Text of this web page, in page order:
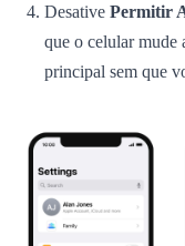
Desative Permitir
que o celular mude
principal sem que